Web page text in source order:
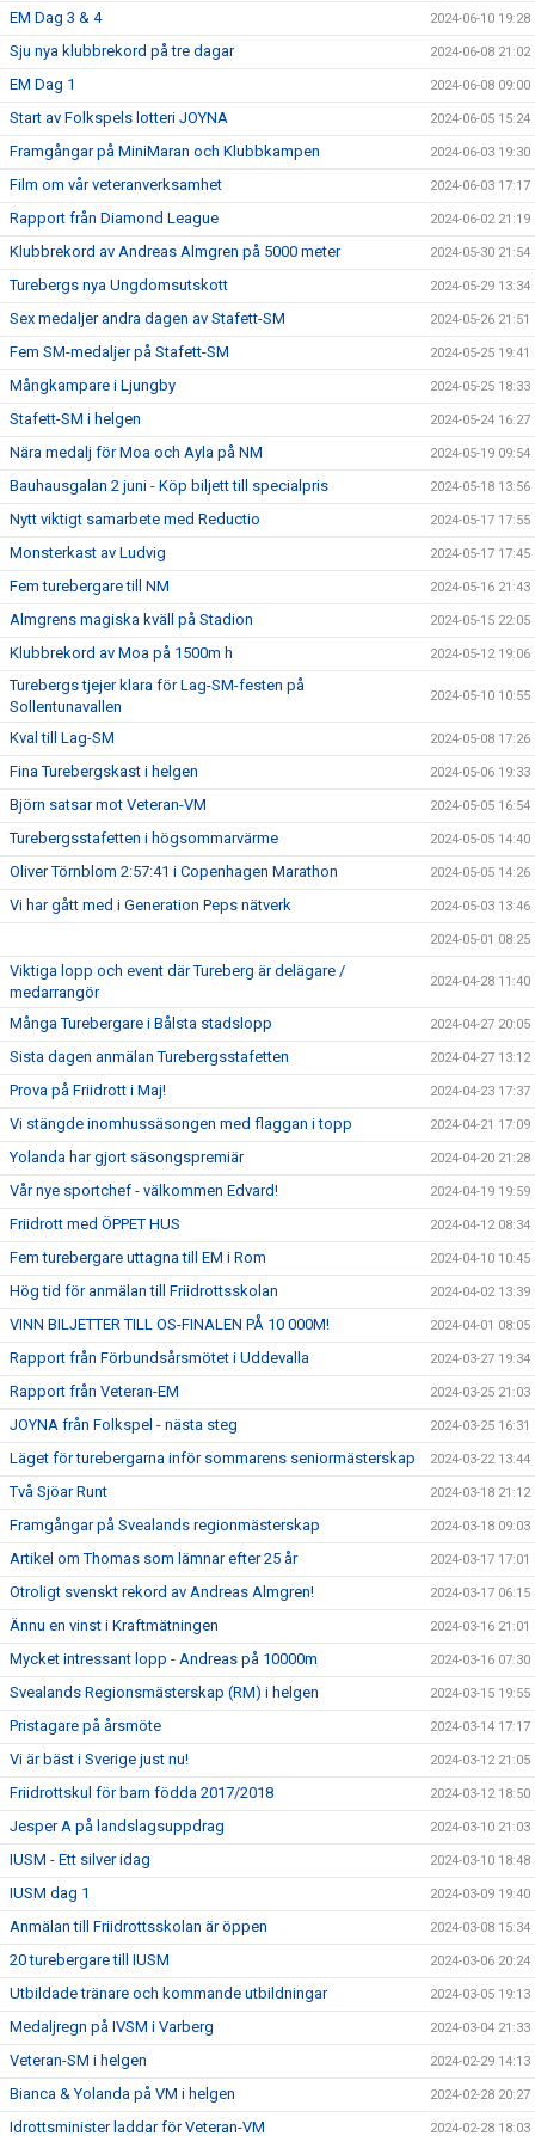
EM Dag 3 & 4 2024-06-10 19:28
Sju nya klubbrekord på tre dagar 2024-06-08 21:02
EM Dag 1 2024-06-08 09:00
Start av Folkspels lotteri JOYNA 2024-06-05 15:24
Framgångar på MiniMaran och Klubbkampen 2024-06-03 19:30
Film om vår veteranverksamhet 2024-06-03 17:17
Rapport från Diamond League 2024-06-02 21:19
Klubbrekord av Andreas Almgren på 5000 meter 2024-05-30 21:54
Turebergs nya Ungdomsutskott 2024-05-29 13:34
Sex medaljer andra dagen av Stafett-SM 2024-05-26 21:51
Fem SM-medaljer på Stafett-SM 2024-05-25 19:41
Mångkampare i Ljungby 2024-05-25 18:33
Stafett-SM i helgen 2024-05-24 16:27
Nära medalj för Moa och Ayla på NM 2024-05-19 09:54
Bauhausgalan 2 juni - Köp biljett till specialpris 2024-05-18 13:56
Nytt viktigt samarbete med Reductio 2024-05-17 17:55
Monsterkast av Ludvig 2024-05-17 17:45
Fem turebergare till NM 2024-05-16 21:43
Almgrens magiska kväll på Stadion 2024-05-15 22:05
Klubbrekord av Moa på 1500m h 2024-05-12 19:06
Turebergs tjejer klara för Lag-SM-festen på
Sollentunavallen
2024-05-10 10:55
Kval till Lag-SM 2024-05-08 17:26
Fina Turebergskast i helgen 2024-05-06 19:33
Björn satsar mot Veteran-VM 2024-05-05 16:54
Turebergsstafetten i högsommarvärme 2024-05-05 14:40
Oliver Törnblom 2:57:41 i Copenhagen Marathon 2024-05-05 14:26
Vi har gått med i Generation Peps nätverk 2024-05-03 13:46
2024-05-01 08:25
Viktiga lopp och event där Tureberg är delägare /
medarrangör
2024-04-28 11:40
Många Turebergare i Bålsta stadslopp 2024-04-27 20:05
Sista dagen anmälan Turebergsstafetten 2024-04-27 13:12
Prova på Friidrott i Maj! 2024-04-23 17:37
Vi stängde inomhussäsongen med flaggan i topp 2024-04-21 17:09
Yolanda har gjort säsongspremiär 2024-04-20 21:28
Vår nye sportchef - välkommen Edvard! 2024-04-19 19:59
Friidrott med ÖPPET HUS 2024-04-12 08:34
Fem turebergare uttagna till EM i Rom 2024-04-10 10:45
Hög tid för anmälan till Friidrottsskolan 2024-04-02 13:39
VINN BILJETTER TILL OS-FINALEN PÅ 10 000M! 2024-04-01 08:05
Rapport från Förbundsårsmötet i Uddevalla 2024-03-27 19:34
Rapport från Veteran-EM 2024-03-25 21:03
JOYNA från Folkspel - nästa steg 2024-03-25 16:31
Läget för turebergarna inför sommarens seniormästerskap 2024-03-22 13:44
Två Sjöar Runt 2024-03-18 21:12
Framgångar på Svealands regionmästerskap 2024-03-18 09:03
Artikel om Thomas som lämnar efter 25 år 2024-03-17 17:01
Otroligt svenskt rekord av Andreas Almgren! 2024-03-17 06:15
Ännu en vinst i Kraftmätningen 2024-03-16 21:01
Mycket intressant lopp - Andreas på 10000m 2024-03-16 07:30
Svealands Regionsmästerskap (RM) i helgen 2024-03-15 19:55
Pristagare på årsmöte 2024-03-14 17:17
Vi är bäst i Sverige just nu! 2024-03-12 21:05
Friidrottskul för barn födda 2017/2018 2024-03-12 18:50
Jesper A på landslagsuppdrag 2024-03-10 21:03
IUSM - Ett silver idag 2024-03-10 18:48
IUSM dag 1 2024-03-09 19:40
Anmälan till Friidrottsskolan är öppen 2024-03-08 15:34
20 turebergare till IUSM 2024-03-06 20:24
Utbildade tränare och kommande utbildningar 2024-03-05 19:13
Medaljregn på IVSM i Varberg 2024-03-04 21:33
Veteran-SM i helgen 2024-02-29 14:13
Bianca & Yolanda på VM i helgen 2024-02-28 20:27
Idrottsminister laddar för Veteran-VM 2024-02-28 18:03